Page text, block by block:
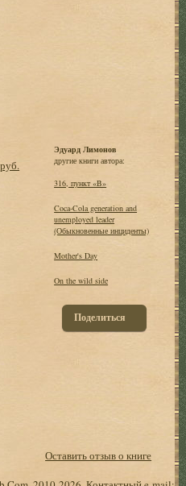
Эдуард Лимонов
другие книги автора:
316, пункт «B»
Coca-Cola generation and
unemployed leader
(Обыкновенные инциденты)
Mother's Day
On the wild side
Поделиться
Оставить отзыв о книге